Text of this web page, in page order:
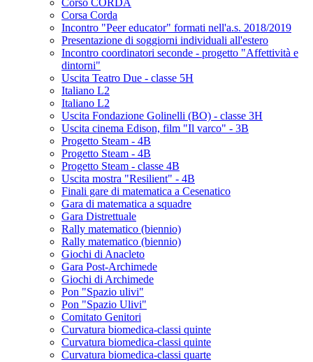
Corso CORDA
Corsa Corda
Incontro "Peer educator" formati nell'a.s. 2018/2019
Presentazione di soggiorni individuali all'estero
Incontro coordinatori seconde - progetto "Affettività e
dintorni"
Uscita Teatro Due - classe 5H
Italiano L2
Italiano L2
Uscita Fondazione Golinelli (BO) - classe 3H
Uscita cinema Edison, film "Il varco" - 3B
Progetto Steam - 4B
Progetto Steam - 4B
Progetto Steam - classe 4B
Uscita mostra "Resilient" - 4B
Finali gare di matematica a Cesenatico
Gara di matematica a squadre
Gara Distrettuale
Rally matematico (biennio)
Rally matematico (biennio)
Giochi di Anacleto
Gara Post-Archimede
Giochi di Archimede
Pon "Spazio ulivi"
Pon "Spazio Ulivi"
Comitato Genitori
Curvatura biomedica-classi quinte
Curvatura biomedica-classi quinte
Curvatura biomedica-classi quarte